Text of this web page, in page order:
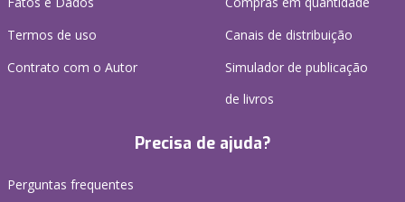
Termos de uso
Contrato com o Autor
Canais de distribuição
Simulador de publicação
de livros
Precisa de ajuda?
Perguntas frequentes